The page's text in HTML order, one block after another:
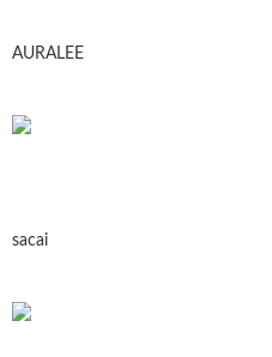
AURALEE
sacai